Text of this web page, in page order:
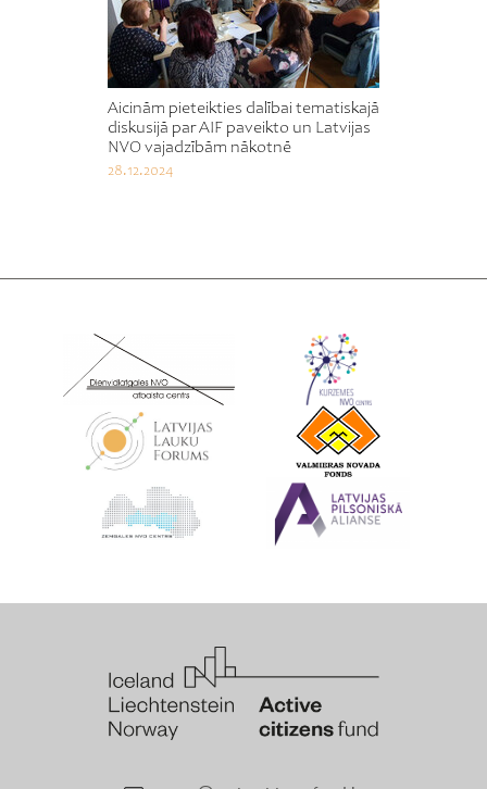
Aicinām pieteikties dalībai tematiskajā
diskusijā par AIF paveikto un Latvijas
NVO vajadzībām nākotnē
28.12.2024